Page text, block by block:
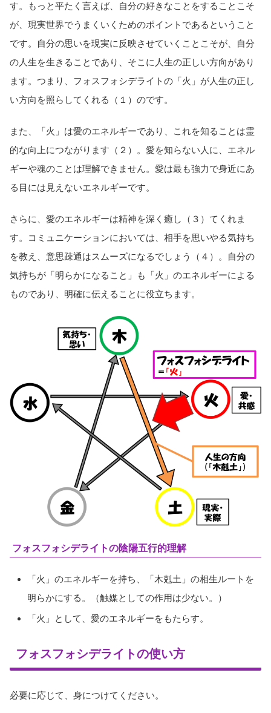
す。もっと平たく言えば、自分の好きなことをすることこそ
が、現実世界でうまくいくためのポイントであるということ
です。自分の思いを現実に反映させていくことこそが、自分
の人生を生きることであり、そこに人生の正しい方向があり
ます。つまり、フォスフォシデライトの「火」が人生の正し
い方向を照らしてくれる（１）のです。
また、「火」は愛のエネルギーであり、これを知ることは霊
的な向上につながります（２）。愛を知らない人に、エネル
ギーや魂のことは理解できません。愛は最も強力で身近にあ
る目には見えないエネルギーです。
さらに、愛のエネルギーは精神を深く癒し（３）てくれま
す。コミュニケーションにおいては、相手を思いやる気持ち
を教え、意思疎通はスムーズになるでしょう（４）。自分の
気持ちが「明らかになること」も「火」のエネルギーによる
ものであり、明確に伝えることに役立ちます。
フォスフォシデライトの陰陽五行的理解
「火」のエネルギーを持ち、「木剋土」の相生ルートを
明らかにする。（触媒としての作用は少ない。）
「火」として、愛のエネルギーをもたらす。
フォスフォシデライトの使い方
必要に応じて、身につけてください。